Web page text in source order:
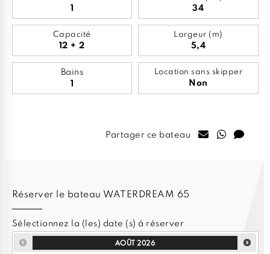
1 34
Capacité
12 + 2
Largeur (m)
5,4
Bains
1
Location sans skipper
Non
Partager ce bateau
Réserver le bateau WATERDREAM 65
Sélectionnez la (les) date (s) à réserver
AOÛT 2026